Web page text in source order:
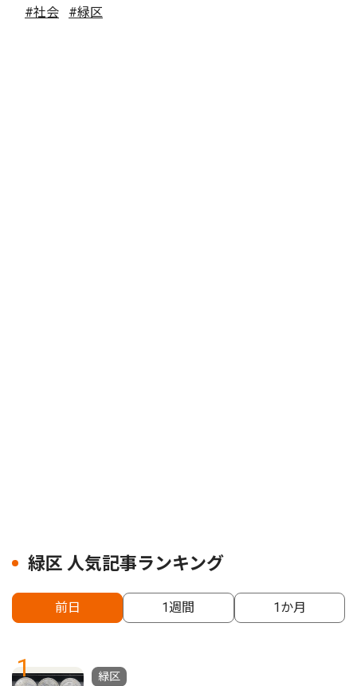
#社会 #緑区
緑区 人気記事ランキング
前日 1週間 1か月
1
緑区